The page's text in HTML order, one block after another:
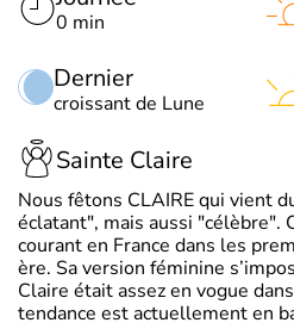
0 min
Dernier
croissant de Lune
Sainte Claire
Nous fêtons CLAIRE qui vient
éclatant", mais aussi "célèbre".
courant en France dans les
ère. Sa version féminine
Claire était assez en vogue
tendance est actuellement en